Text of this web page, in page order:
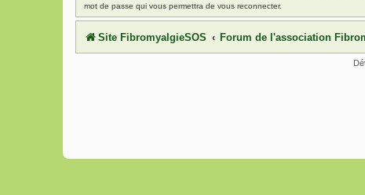
mot de passe qui vous permettra de vous reconnecter.
Site FibromyalgieSOS Forum de l'association